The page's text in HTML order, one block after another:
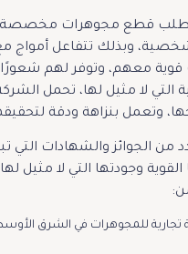
طلب قطع مجوهرات مخصصة
وبذلك تتفاعل أمواج مع
قوية معهم، وتوفر لهم شعورًا
لا مثيل لها، تحمل الشركة
وتعمل بنزاهة ودقة
الجوائز والشهادات التي تبرز
وجودتها التي لا مثيل لها،
للمجوهرات في الشرق الأوسط